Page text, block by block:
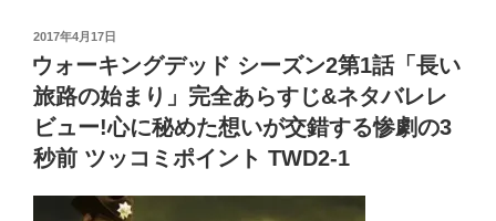
ッ
ド
シ
ー
ズ
ン
2
a
e
ss
r
er
tt
er e
b
o
o
k
投
稿
日:
2017年4月17日
ウォーキングデッド シーズン2第1話「長い
旅路の始まり」完全あらすじ&ネタバレレ
ビュー!心に秘めた想いが交錯する惨劇の3
秒前 ツッコミポイント TWD2-1